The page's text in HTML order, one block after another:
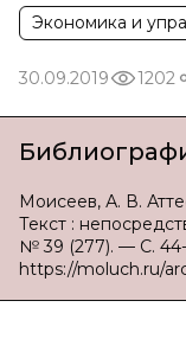
Экономика и
30.09.2019 1202
Моисеев, А. В.
Текст :
№ 39 (277). — С.
https://moluch.ru/